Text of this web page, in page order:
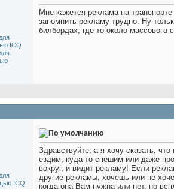
Мне кажется реклама на
запомнить рекламу трудно. Ну
билбордах, где-то около массового
Здравствуйте, а я хочу сказать,
ездим, куда-то спешим или даже
вокруг, и видит рекламу! Если
другие рекламы, хочешь или не
когда она Вам нужна или нет, но